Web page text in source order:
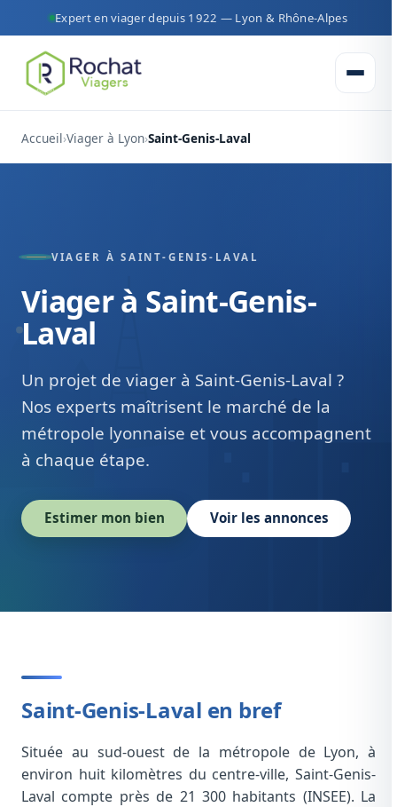
Expert en viager depuis 1922 — Lyon & Rhône-Alpes
Ouvrir
Accueil Viager à Lyon Saint-Genis-Laval
VIAGER À SAINT-GENIS-LAVAL
Viager à Saint-Genis-
Laval
Un projet de viager à Saint-Genis-Laval ?
Nos experts maîtrisent le marché de la
métropole lyonnaise et vous accompagnent
à chaque étape.
Estimer mon bien Voir les annonces
Saint-Genis-Laval en bref
Située au sud-ouest de la métropole de Lyon, à
environ huit kilomètres du centre-ville, Saint-Genis-
Laval compte près de 21 300 habitants (INSEE). La